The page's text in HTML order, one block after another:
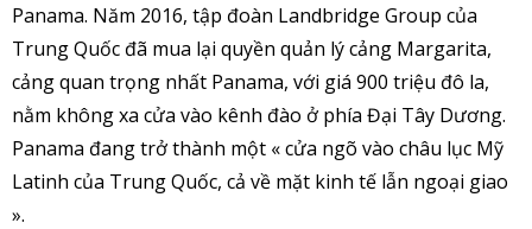
Panama. Năm 2016, tập đoàn Landbridge Group của
Trung Quốc đã mua lại quyền quản lý cảng Margarita,
cảng quan trọng nhất Panama, với giá 900 triệu đô la,
nằm không xa cửa vào kênh đào ở phía Đại Tây Dương.
Panama đang trở thành một « cửa ngõ vào châu lục Mỹ
Latinh của Trung Quốc, cả về mặt kinh tế lẫn ngoại giao
».